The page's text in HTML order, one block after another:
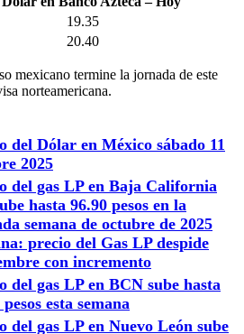
19.35
20.40
mexicano termine la jornada de este
norteamericana.
del Dólar en México sábado 11
2025
del gas LP en Baja California
hasta 96.90 pesos en la
semana de octubre de 2025
precio del Gas LP despide
con incremento
del gas LP en BCN sube hasta
pesos esta semana
del gas LP en Nuevo León sube